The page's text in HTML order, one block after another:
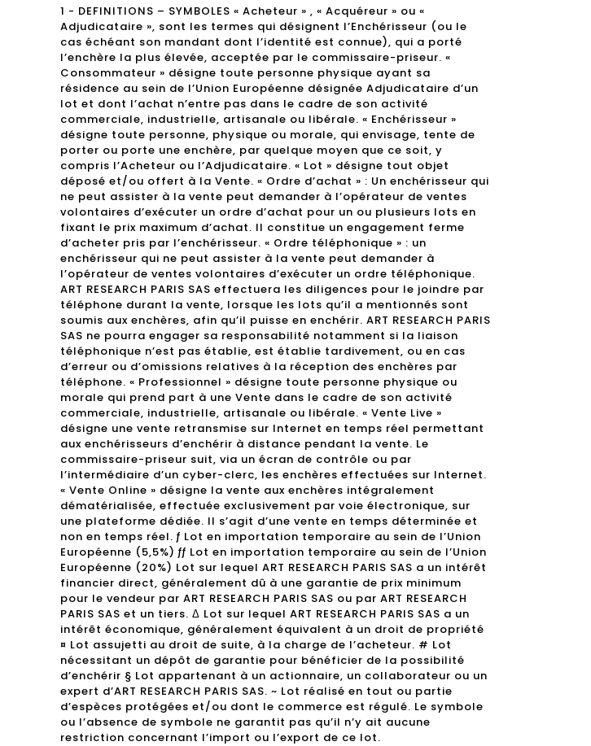
1 - DEFINITIONS – SYMBOLES « Acheteur » , « Acquéreur » ou «
Adjudicataire », sont les termes qui désignent l’Enchérisseur (ou le
cas échéant son mandant dont l’identité est connue), qui a porté
l’enchère la plus élevée, acceptée par le commissaire-priseur. «
Consommateur » désigne toute personne physique ayant sa
résidence au sein de l’Union Européenne désignée Adjudicataire d’un
lot et dont l’achat n’entre pas dans le cadre de son activité
commerciale, industrielle, artisanale ou libérale. « Enchérisseur »
désigne toute personne, physique ou morale, qui envisage, tente de
porter ou porte une enchère, par quelque moyen que ce soit, y
compris l’Acheteur ou l’Adjudicataire. « Lot » désigne tout objet
déposé et/ou offert à la Vente. « Ordre d’achat » : Un enchérisseur qui
ne peut assister à la vente peut demander à l’opérateur de ventes
volontaires d’exécuter un ordre d’achat pour un ou plusieurs lots en
fixant le prix maximum d’achat. Il constitue un engagement ferme
d’acheter pris par l’enchérisseur. « Ordre téléphonique » : un
enchérisseur qui ne peut assister à la vente peut demander à
l’opérateur de ventes volontaires d’exécuter un ordre téléphonique.
ART RESEARCH PARIS SAS effectuera les diligences pour le joindre par
téléphone durant la vente, lorsque les lots qu’il a mentionnés sont
soumis aux enchères, afin qu’il puisse en enchérir. ART RESEARCH PARIS
SAS ne pourra engager sa responsabilité notamment si la liaison
téléphonique n’est pas établie, est établie tardivement, ou en cas
d’erreur ou d’omissions relatives à la réception des enchères par
téléphone. « Professionnel » désigne toute personne physique ou
morale qui prend part à une Vente dans le cadre de son activité
commerciale, industrielle, artisanale ou libérale. « Vente Live »
désigne une vente retransmise sur Internet en temps réel permettant
aux enchérisseurs d’enchérir à distance pendant la vente. Le
commissaire-priseur suit, via un écran de contrôle ou par
l’intermédiaire d’un cyber-clerc, les enchères effectuées sur Internet.
« Vente Online » désigne la vente aux enchères intégralement
dématérialisée, effectuée exclusivement par voie électronique, sur
une plateforme dédiée. Il s’agit d’une vente en temps déterminée et
non en temps réel. ƒ Lot en importation temporaire au sein de l’Union
Européenne (5,5%) ƒƒ Lot en importation temporaire au sein de l’Union
Européenne (20%) Lot sur lequel ART RESEARCH PARIS SAS a un intérêt
financier direct, généralement dû à une garantie de prix minimum
pour le vendeur par ART RESEARCH PARIS SAS ou par ART RESEARCH
PARIS SAS et un tiers. Δ Lot sur lequel ART RESEARCH PARIS SAS a un
intérêt économique, généralement équivalent à un droit de propriété
¤ Lot assujetti au droit de suite, à la charge de l’acheteur. # Lot
nécessitant un dépôt de garantie pour bénéficier de la possibilité
d’enchérir § Lot appartenant à un actionnaire, un collaborateur ou un
expert d’ART RESEARCH PARIS SAS. ~ Lot réalisé en tout ou partie
d’espèces protégées et/ou dont le commerce est régulé. Le symbole
ou l’absence de symbole ne garantit pas qu’il n’y ait aucune
restriction concernant l’import ou l’export de ce lot.